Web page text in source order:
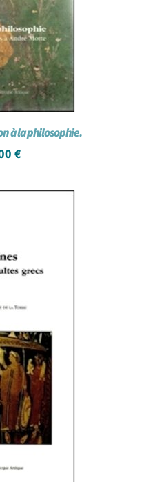
à la philosophie.
€